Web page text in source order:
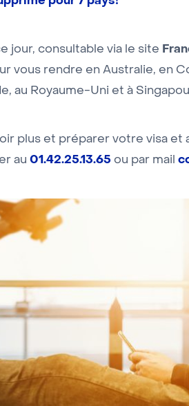
jour, consultable via le site
vous rendre en Australie, en
au Royaume-Uni et à
plus et préparer votre visa et
au 01.42.25.13.65 ou par mail